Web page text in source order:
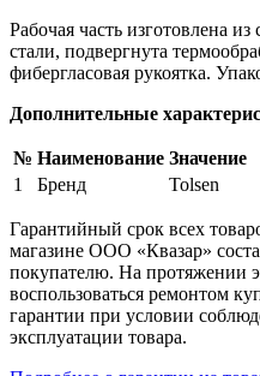
Рабочая часть изготовлена
стали, подвергнута
фибергласовая рукоятка.
Дополнительные
№ Наименование Значение
1
Бренд Tolsen
Гарантийный срок всех
магазине ООО «Квазар»
покупателю. На протяжении
воспользоваться ремонтом
гарантии при условии
эксплуатации товара.